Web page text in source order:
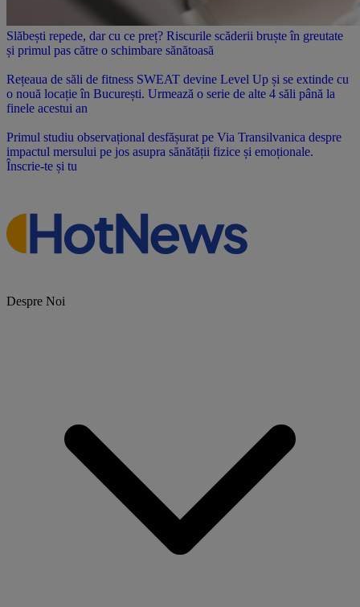
Slăbești repede, dar cu ce preț? Riscurile scăderii bruște în greutate
și primul pas către o schimbare sănătoasă
Rețeaua de săli de fitness SWEAT devine Level Up și se extinde cu
o nouă locație în București. Urmează o serie de alte 4 săli până la
finele acestui an
Primul studiu observațional desfășurat pe Via Transilvanica despre
impactul mersului pe jos asupra sănătății fizice și emoționale.
Înscrie-te și tu
Despre Noi